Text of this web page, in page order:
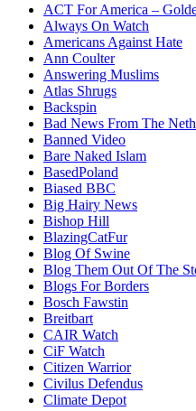
ACT For America –
Always On Watch
Americans Against Hate
Ann Coulter
Answering Muslims
Atlas Shrugs
Backspin
Bad News From The
Banned Video
Bare Naked Islam
BasedPoland
Biased BBC
Big Hairy News
Bishop Hill
BlazingCatFur
Blog Of Swine
Blog Them Out Of The
Blogs For Borders
Bosch Fawstin
Breitbart
CAIR Watch
CiF Watch
Citizen Warrior
Civilus Defendus
Climate Depot